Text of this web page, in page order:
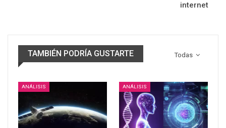
internet
Todas
TAMBIÉN PODRÍA GUSTARTE
ANÁLISIS ANÁLISIS